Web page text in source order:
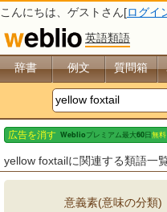
こんにちは、 ゲスト さん[ログイ
英語類語
辞書 例文 質問箱
yellow foxtailに関連する類語一
意義素(意味の分類)